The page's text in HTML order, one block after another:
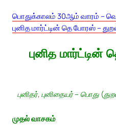
பொதுக்காலம் 30ஆம் வாரம் –
புனித மார்ட்டின் தெ போரஸ் –
புனித மார்ட்டின்
புனிதர், புனிதையர் – பொது
முதல் வாசகம்